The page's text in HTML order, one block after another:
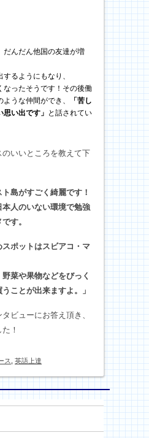
だんだん他国の友達が増
るようにもなり、
ったそうです！ その後働
うな仲間ができ、
「苦し
い出です」 と話されてい
いいところを教えて下
ト島がすごく綺麗です！
本人のいない環境で勉強
す。
ポットはスビアコ・マ
菜や果物などをびっく
ことが出来ますよ。」
ビューにお答え頂き、
！
ス 英語上達